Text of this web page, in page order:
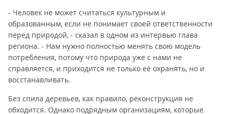
- Человек не может считаться культурным и
образованным, если не понимает своей ответственности
перед природой, - сказал в одном из интервью глава
региона. - Нам нужно полностью менять свою модель
потребления, потому что природа уже с нами не
справляется, и приходится не только её охранять, но и
восстанавливать.
Без спила деревьев, как правило, реконструкция не
обходится. Однако подрядным организациям, которые